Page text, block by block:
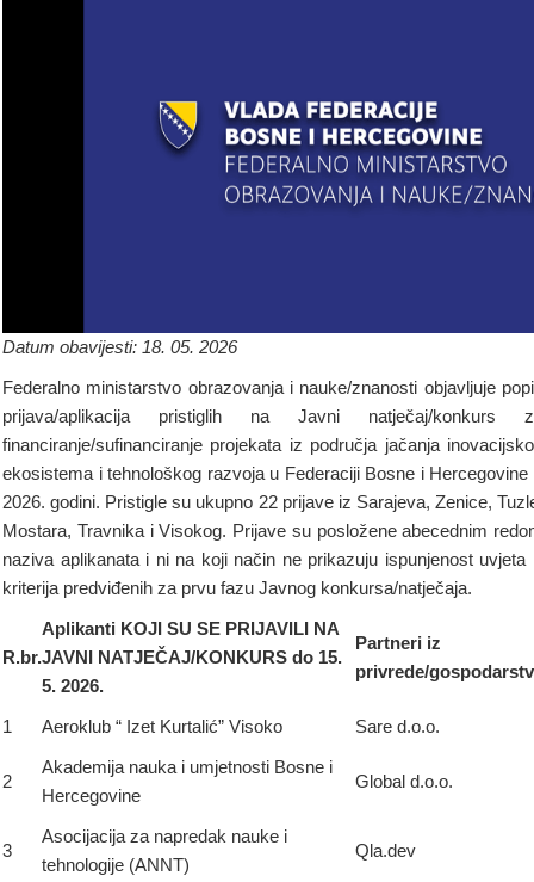
Datum obavijesti: 18. 05. 2026
Federalno ministarstvo obrazovanja i nauke/znanosti objavljuje
prijava/aplikacija pristiglih na Javni natječaj/konkurs
financiranje/sufinanciranje projekata iz područja jačanja
ekosistema i tehnološkog razvoja u Federaciji Bosne i Hercegovine
2026. godini. Pristigle su ukupno 22 prijave iz Sarajeva, Zenice,
Mostara, Travnika i Visokog. Prijave su posložene abecednim
naziva aplikanata i ni na koji način ne prikazuju ispunjenost uvjeta
kriterija predviđenih za prvu fazu Javnog konkursa/natječaja.
R.br.
Aplikanti KOJI SU SE PRIJAVILI NA
JAVNI NATJEČAJ/KONKURS do 15.
5. 2026.
Partneri iz
privrede/
1 Aeroklub “ Izet Kurtalić” Visoko Sare d.o.o.
2
Akademija nauka i umjetnosti Bosne i
Hercegovine
Global d.o.o.
3
Asocijacija za napredak nauke i
tehnologije (ANNT)
Qla.dev